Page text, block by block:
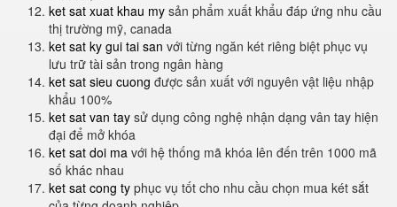
ket sat xuat khau my sản phẩm xuất khẩu đáp ứng nhu cầu
thị trường mỹ, canada
ket sat ky gui tai san với từng ngăn két riêng biệt phục vụ
lưu trữ tài sản trong ngân hàng
ket sat sieu cuong được sản xuất với nguyên vật liệu nhập
khẩu 100%
ket sat van tay sử dụng công nghệ nhận dạng vân tay hiện
đại để mở khóa
ket sat doi ma với hệ thống mã khóa lên đến trên 1000 mã
số khác nhau
ket sat cong ty phục vụ tốt cho nhu cầu chọn mua két sắt